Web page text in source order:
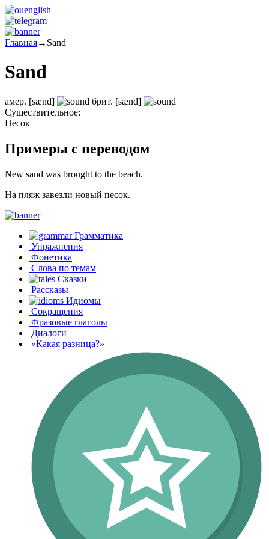
Главная→ Sand
Sand
амер. [sænd] брит. [sænd]
Существительное:
Песок
Примеры с переводом
New sand was brought to the beach.
На пляж завезли новый песок.
Грамматика
Упражнения
Фонетика
Слова по темам
Сказки
Рассказы
Идиомы
Сокращения
Фразовые глаголы
Диалоги
«Какая разница?»